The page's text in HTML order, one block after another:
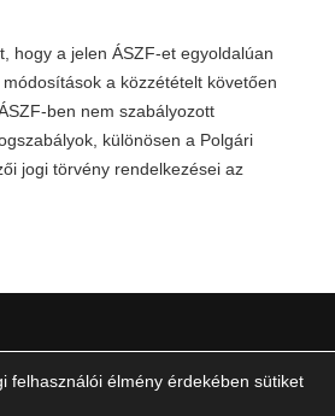
hogy a jelen ÁSZF-et egyoldalúan
a közzétételt követően
ben nem szabályozott
különösen a Polgári
jogi törvény rendelkezései az
IMPRESSZUM
felhasználói élmény érdekében sütiket